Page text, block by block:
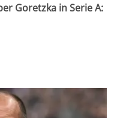
Goretzka in Serie A: